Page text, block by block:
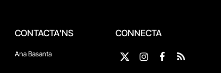
CONTACTA'NS
Ana Basanta
CONNECTA
X
Instagram
Facebook
RSS